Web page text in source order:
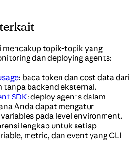
mencakup topik-topik yang
dan deploying agents:
: baca token dan cost data dari
tanpa backend eksternal.
SDK: deploy agents dalam
Anda dapat mengatur
pada level environment.
lengkap untuk setiap
metric, dan event yang CLI